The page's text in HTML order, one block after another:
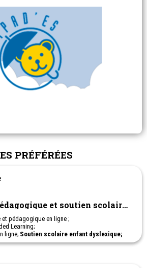
PRÉFÉRÉES
et soutien scolaire
pédagogique en ligne ;
Learning;
ligne; Soutien scolaire enfant dyslexique;
TDAH; Soutien scolaire enfant haut-